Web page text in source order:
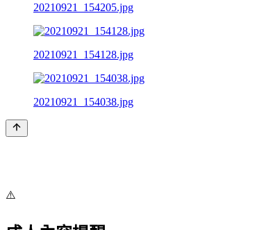
20210921_154205.jpg
20210921_154128.jpg
20210921_154038.jpg
⚠️